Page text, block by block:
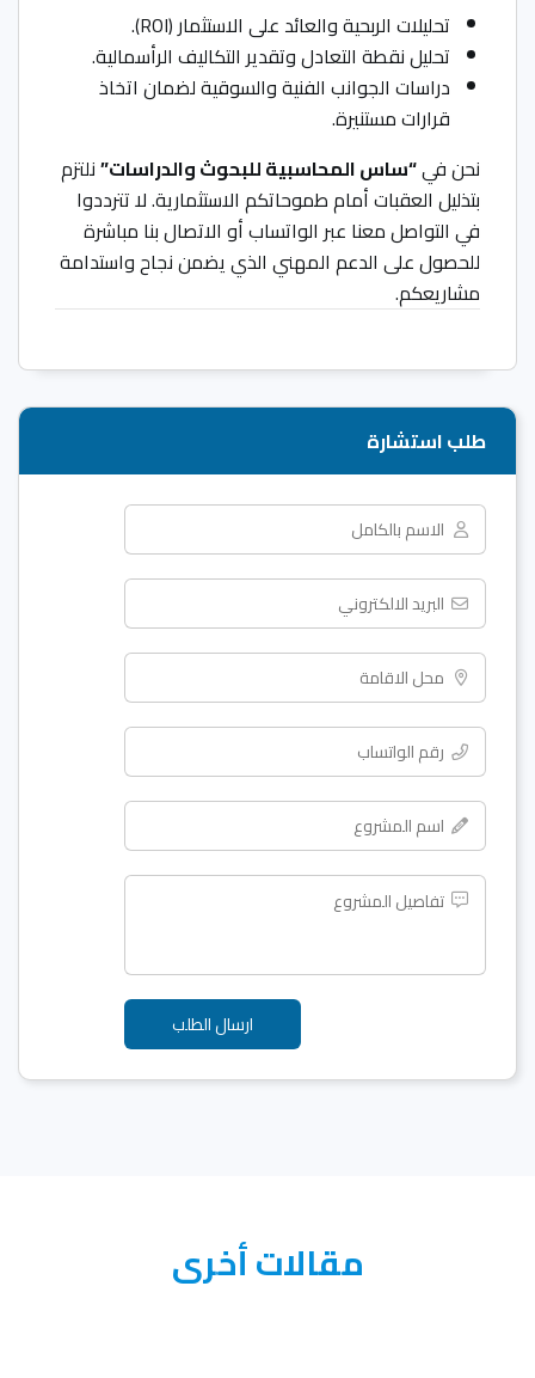
تحليلات الربحية والعائد على الاستثمار (ROI).
تحليل نقطة التعادل وتقدير التكاليف الرأسمالية.
دراسات الجوانب الفنية والسوقية لضمان اتخاذ
قرارات مستنيرة.
نحن في“ساس المحاسبية للبحوث والدراسات”نلتزم
بتذليل العقبات أمام طموحاتكم الاستثمارية. لا تترددوا
في التواصل معنا عبر الواتساب أو الاتصال بنا مباشرة
للحصول على الدعم المهني الذي يضمن نجاح واستدامة
مشاريعكم.
طلب استشارة
مقالات أخرى